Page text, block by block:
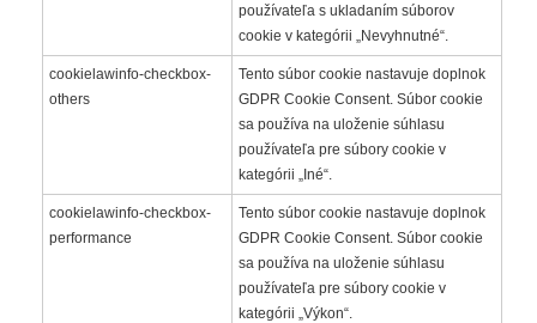
používateľa s ukladaním súborov
cookie v kategórii „Nevyhnutné“.
cookielawinfo-checkbox-
others
Tento súbor cookie nastavuje doplnok
GDPR Cookie Consent. Súbor cookie
sa používa na uloženie súhlasu
používateľa pre súbory cookie v
kategórii „Iné“.
cookielawinfo-checkbox-
performance
Tento súbor cookie nastavuje doplnok
GDPR Cookie Consent. Súbor cookie
sa používa na uloženie súhlasu
používateľa pre súbory cookie v
kategórii „Výkon“.